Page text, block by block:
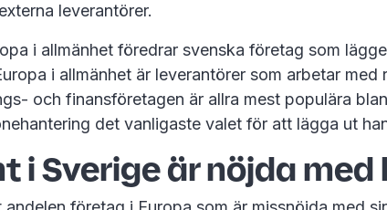
leverantörer.
i allmänhet föredrar svenska företag som
i allmänhet är leverantörer som arbetar
och finansföretagen är allra mest populära
det vanligaste valet för att lägga ut
i Sverige är nöjda